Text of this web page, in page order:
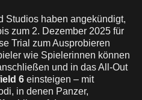
Studios haben angekündigt,
zum 2. Dezember 2025 für
Trial zum Ausprobieren
wie Spielerinnen können
und in das All-Out
6 einsteigen – mit
in denen Panzer,